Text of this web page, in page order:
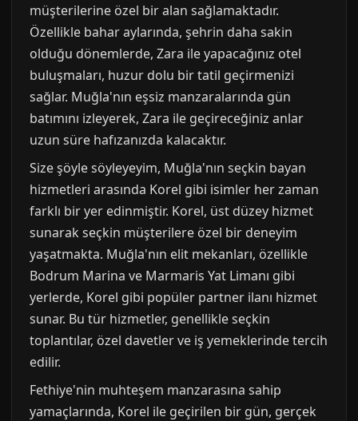
müşterilerine özel bir alan sağlamaktadır.
Özellikle bahar aylarında, şehrin daha sakin
olduğu dönemlerde, Zara ile yapacağınız otel
buluşmaları, huzur dolu bir tatil geçirmenizi
sağlar. Muğla'nın eşsiz manzaralarında gün
batımını izleyerek, Zara ile geçireceğiniz anlar
uzun süre hafızanızda kalacaktır.
Size şöyle söyleyeyim, Muğla'nın seçkin bayan
hizmetleri arasında Korel gibi isimler her zaman
farklı bir yer edinmiştir. Korel, üst düzey hizmet
sunarak seçkin müşterilere özel bir deneyim
yaşatmakta. Muğla'nın elit mekanları, özellikle
Bodrum Marina ve Marmaris Yat Limanı gibi
yerlerde, Korel gibi popüler partner ilanı hizmet
sunar. Bu tür hizmetler, genellikle seçkin
toplantılar, özel davetler ve iş yemeklerinde tercih
edilir.
Fethiye'nin muhteşem manzarasına sahip
yamaçlarında, Korel ile geçirilen bir gün, gerçek